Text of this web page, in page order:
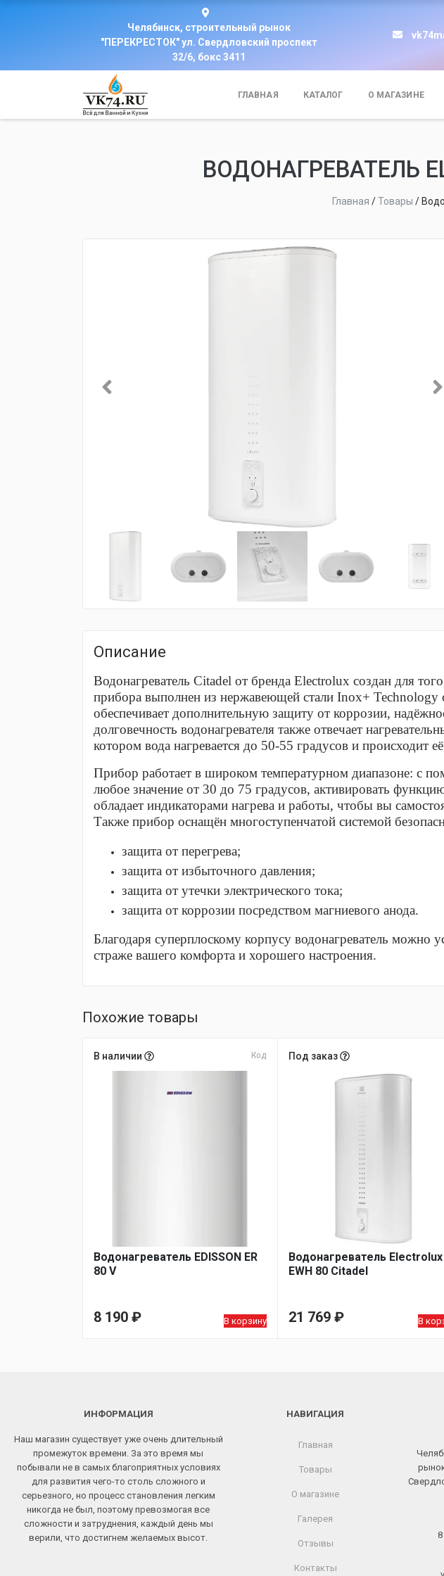
Челябинск, строительный рынок
"ПЕРЕКРЕСТОК" ул. Свердловский проспект
32/6, бокс 3411
ГЛАВНАЯ КАТАЛОГ О МАГАЗИНЕ
ВОДОНАГРЕВАТЕЛЬ
Главная /Товары /
Описание
Водонагреватель Citadel от бренда Electrolux создан для
прибора выполнен из нержавеющей стали Inox+
обеспечивает дополнительную защиту от коррозии,
долговечность водонагревателя также отвечает
котором вода нагревается до 50-55 градусов и происходит
Прибор работает в широком температурном диапазоне: с
любое значение от 30 до 75 градусов, активировать
обладает индикаторами нагрева и работы, чтобы вы
Также прибор оснащён многоступенчатой системой
защита от перегрева;
защита от избыточного давления;
защита от утечки электрического тока;
защита от коррозии посредством магниевого анода.
Благодаря суперплоскому корпусу водонагреватель
страже вашего комфорта и хорошего настроения.
Похожие товары
В наличии Код
Водонагреватель EDISSON ER
80 V
8 190 ₽ В корзину
Под заказ
Водонагреватель Electrolux
EWH 80 Citadel
21 769 ₽ В
ИНФОРМАЦИЯ
Наш магазин существует уже очень длительный
промежуток времени. За это время мы
побывали не в самых благоприятных условиях
для развития чего-то столь сложного и
серьезного, но процесс становления легким
никогда не был, поэтому превозмогая все
сложности и затруднения, каждый день мы
верили, что достигнем желаемых высот.
НАВИГАЦИЯ
Главная
Товары
О магазине
Галерея
Отзывы
Контакты